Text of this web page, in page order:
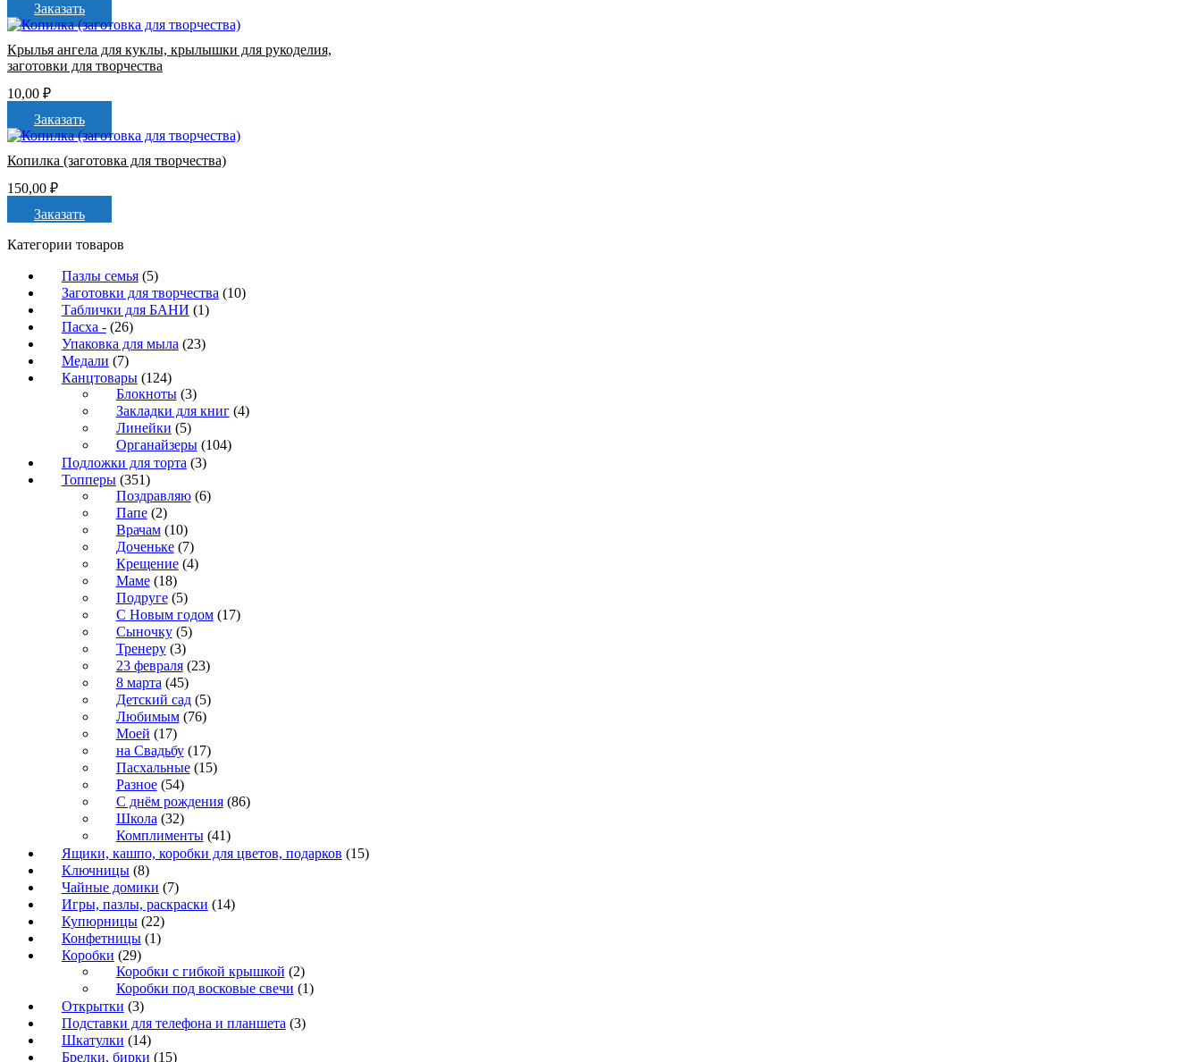
Заказать
Крылья ангела для куклы, крылышки для рукоделия,
заготовки для творчества
10,00 ₽
Заказать
Копилка (заготовка для творчества)
150,00 ₽
Заказать
Категории товаров
Пазлы семья (5)
Заготовки для творчества (10)
Таблички для БАНИ (1)
Пасха - (26)
Упаковка для мыла (23)
Медали (7)
Канцтовары (124)
Блокноты (3)
Закладки для книг (4)
Линейки (5)
Органайзеры (104)
Подложки для торта (3)
Топперы (351)
Поздравляю (6)
Папе (2)
Врачам (10)
Доченьке (7)
Крещение (4)
Маме (18)
Подруге (5)
С Новым годом (17)
Сыночку (5)
Тренеру (3)
23 февраля (23)
8 марта (45)
Детский сад (5)
Любимым (76)
Моей (17)
на Свадьбу (17)
Пасхальные (15)
Разное (54)
С днём рождения (86)
Школа (32)
Комплименты (41)
Ящики, кашпо, коробки для цветов, подарков (15)
Ключницы (8)
Чайные домики (7)
Игры, пазлы, раскраски (14)
Купюрницы (22)
Конфетницы (1)
Коробки (29)
Коробки с гибкой крышкой (2)
Коробки под восковые свечи (1)
Открытки (3)
Подставки для телефона и планшета (3)
Шкатулки (14)
Брелки, бирки (15)